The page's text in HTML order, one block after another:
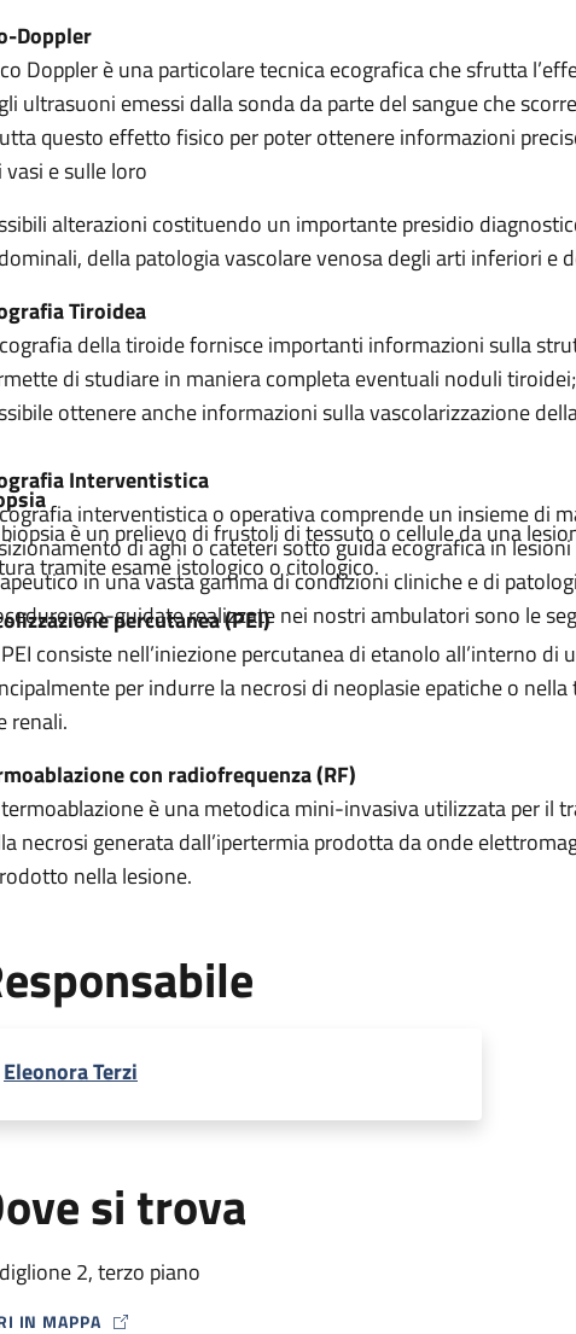
Doppler
Doppler è una particolare tecnica ecografica che sfrutta
ultrasuoni emessi dalla sonda da parte del sangue che
questo effetto fisico per poter ottenere informazioni
vasi e sulle loro
alterazioni costituendo un importante presidio
della patologia vascolare venosa degli arti inferiori e
Tiroidea
della tiroide fornisce importanti informazioni sulla
di studiare in maniera completa eventuali noduli
ottenere anche informazioni sulla vascolarizzazione
ia Interventistica
interventistica o operativa comprende un insieme di
di aghi o cateteri sotto guida ecografica in
in una vasta gamma di condizioni cliniche e di
eco-guidate realizzate nei nostri ambulatori sono le
è un prelievo di frustoli di tessuto o cellule da una
tramite esame istologico o citologico.
percutanea (PEI)
consiste nell’iniezione percutanea di etanolo all’interno di
per indurre la necrosi di neoplasie epatiche o
renali.
con radiofrequenza (RF)
è una metodica mini-invasiva utilizzata per il
necrosi generata dall’ipertermia prodotta da onde
nella lesione.
Eleonora Terzi
si trova
2, terzo piano
IN MAPPA